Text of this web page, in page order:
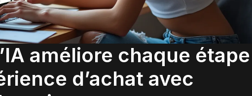
améliore chaque étape
d’achat avec